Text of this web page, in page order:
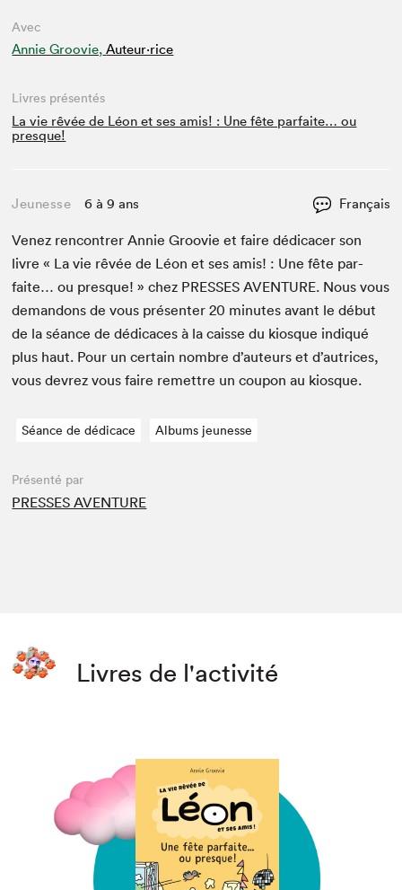
Avec
Annie Groovie, Auteur·rice
Livres présentés
La vie rêvée de Léon et ses amis! : Une fête parfaite… ou
presque!
Jeunesse 6 à 9 ans Français
Venez ren­con­tr­er Annie Groovie et faire dédi­cac­er son
livre « La vie rêvée de Léon et ses amis! : Une fête par­
faite… ou presque! » chez PRESS­ES AVEN­TURE. Nous vous
deman­dons de vous présen­ter20 min­utes avant le début
de la séance de dédi­caces à la caisse du kiosque indiqué
plus haut. Pour un cer­tain nom­bre d’auteurs et d’autrices,
vous devrez vous faire remet­tre un coupon au kiosque.
Séance de dédicace Albums jeunesse
Présenté par
PRESSES AVENTURE
Livres de l'activité